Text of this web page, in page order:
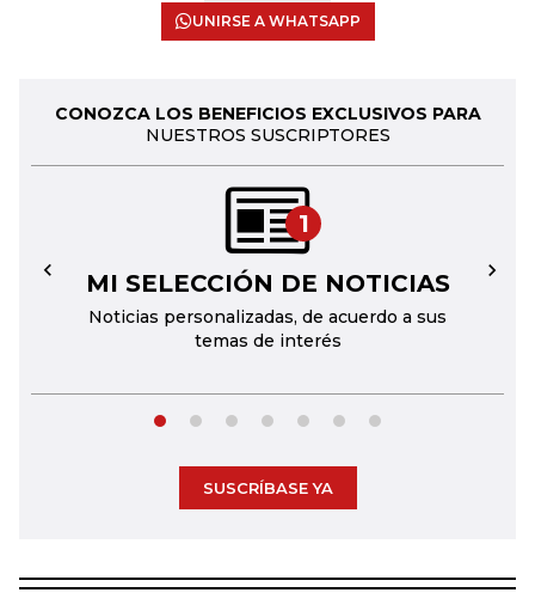
UNIRSE A WHATSAPP
CONOZCA LOS BENEFICIOS EXCLUSIVOS PARA
NUESTROS SUSCRIPTORES
1
MI SELECCIÓN DE NOTICIAS
Noticias personalizadas, de acuerdo a sus
temas de interés
← →
SUSCRÍBASE YA